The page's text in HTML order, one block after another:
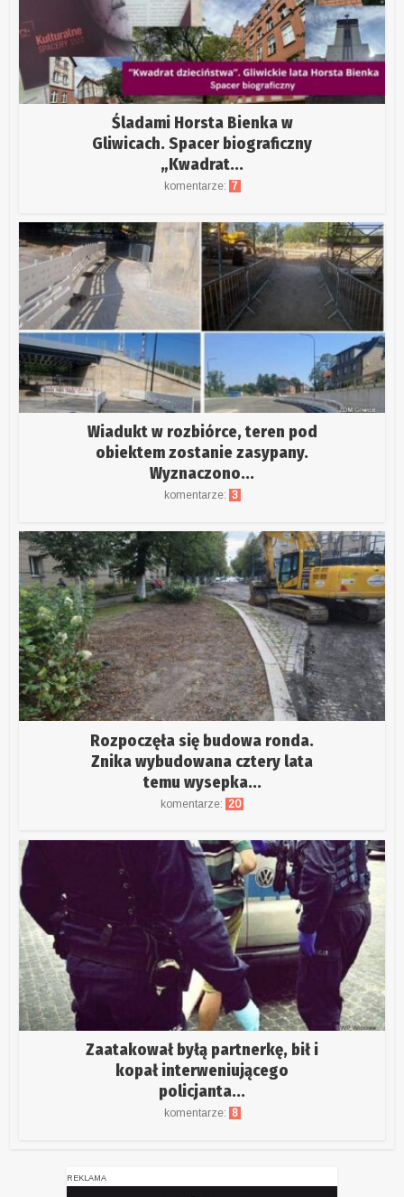
Śladami Horsta Bienka w
Gliwicach. Spacer biograficzny
„Kwadrat...
komentarze: 7
Wiadukt w rozbiórce, teren pod
obiektem zostanie zasypany.
Wyznaczono...
komentarze: 3
Rozpoczęła się budowa ronda.
Znika wybudowana cztery lata
temu wysepka...
komentarze: 20
Zaatakował byłą partnerkę, bił i
kopał interweniującego
policjanta...
komentarze: 8
REKLAMA